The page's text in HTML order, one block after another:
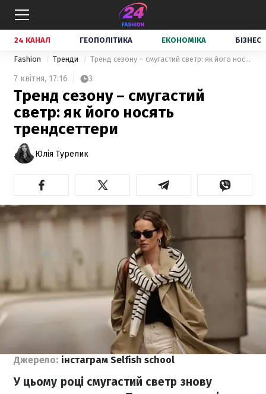
24 КАНАЛ ГЕОПОЛІТИКА ЕКОНОМІКА БІЗНЕС
Fashion Тренди Тренд сезону – смугастий светр: як його носять трендсеттери
7 квітня, 17:16 3
Тренд сезону – смугастий
светр: як його носять
трендсеттери
Юлія Турелик
Джерело: інстаграм Selfish school
У цьому році смугастий светр знову